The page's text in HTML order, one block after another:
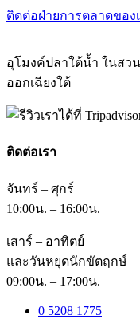
ติดต่อฝ่ายการตลาดของ
อุโมงค์ปลาใต้น้ำ ในสว
ออกเฉียงใต้
ติดต่อเรา
จันทร์ – ศุกร์
10:00น. – 16:00น.
เสาร์ – อาทิตย์
และวันหยุดนักขัตฤกษ์
09:00น. – 17:00น.
0 5208 1775